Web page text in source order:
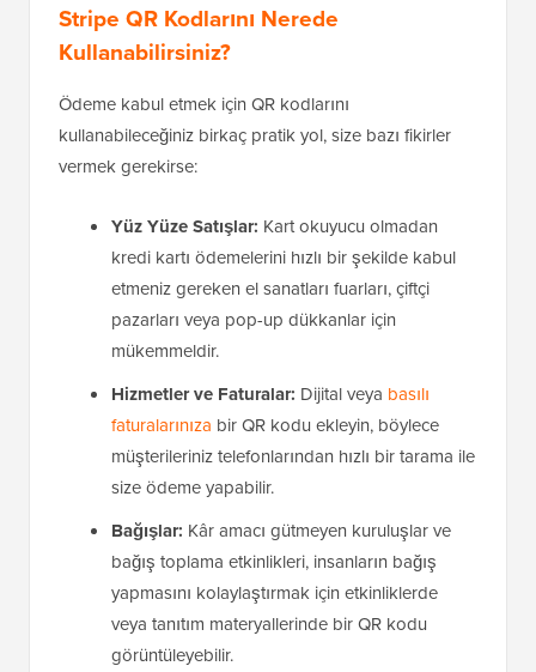
Stripe QR Kodlarını Nerede
Kullanabilirsiniz?
Ödeme kabul etmek için QR kodlarını
kullanabileceğiniz birkaç pratik yol, size bazı fikirler
vermek gerekirse:
Yüz Yüze Satışlar: Kart okuyucu olmadan
kredi kartı ödemelerini hızlı bir şekilde kabul
etmeniz gereken el sanatları fuarları, çiftçi
pazarları veya pop-up dükkanlar için
mükemmeldir.
Hizmetler ve Faturalar: Dijital veya basılı
faturalarınıza bir QR kodu ekleyin, böylece
müşterileriniz telefonlarından hızlı bir tarama ile
size ödeme yapabilir.
Bağışlar: Kâr amacı gütmeyen kuruluşlar ve
bağış toplama etkinlikleri, insanların bağış
yapmasını kolaylaştırmak için etkinliklerde
veya tanıtım materyallerinde bir QR kodu
görüntüleyebilir.